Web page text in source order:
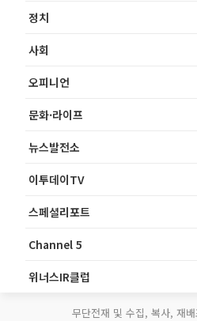
정치
사회
오피니언
문화·라이프
뉴스발전소
이투데이TV
스페셜리포트
Channel 5
위너스IR클럽
무단전재 및 수집, 복사, 재